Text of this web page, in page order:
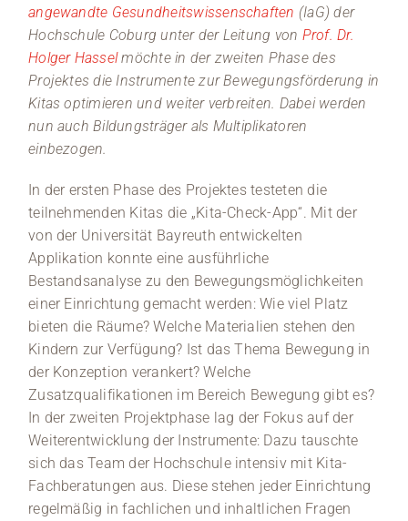
angewandte Gesundheitswissenschaften (IaG) der
Hochschule Coburg unter der Leitung von Prof. Dr.
Holger Hasselmöchte in der zweiten Phase des
Projektes die Instrumente zur Bewegungsförderung in
Kitas optimieren und weiter verbreiten. Dabei werden
nun auch Bildungsträger als Multiplikatoren
einbezogen.
In der ersten Phase des Projektes testeten die
teilnehmenden Kitas die „Kita-Check-App“. Mit der
von der Universität Bayreuth entwickelten
Applikation konnte eine ausführliche
Bestandsanalyse zu den Bewegungsmöglichkeiten
einer Einrichtung gemacht werden: Wie viel Platz
bieten die Räume? Welche Materialien stehen den
Kindern zur Verfügung? Ist das Thema Bewegung in
der Konzeption verankert? Welche
Zusatzqualifikationen im Bereich Bewegung gibt es?
In der zweiten Projektphase lag der Fokus auf der
Weiterentwicklung der Instrumente: Dazu tauschte
sich das Team der Hochschule intensiv mit Kita-
Fachberatungen aus. Diese stehen jeder Einrichtung
regelmäßig in fachlichen und inhaltlichen Fragen